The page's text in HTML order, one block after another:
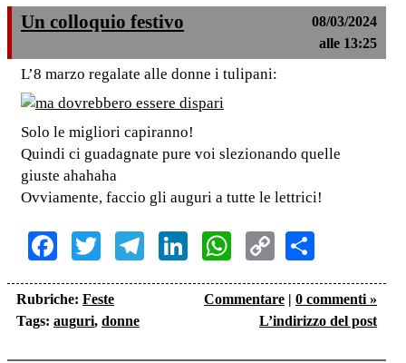
Un colloquio festivo
08/03/2024
alle 13:25
L’8 marzo regalate alle donne i tulipani:
Solo le migliori capiranno!
Quindi ci guadagnate pure voi slezionando quelle
giuste ahahaha
Ovviamente, faccio gli auguri a tutte le lettrici!
Facebook
TwitterTelegram
LinkedInWhatsApp
Copy
Link
Rubriche: Feste
Tags: auguri, donne
Commentare | 0 commenti »
L’indirizzo del post